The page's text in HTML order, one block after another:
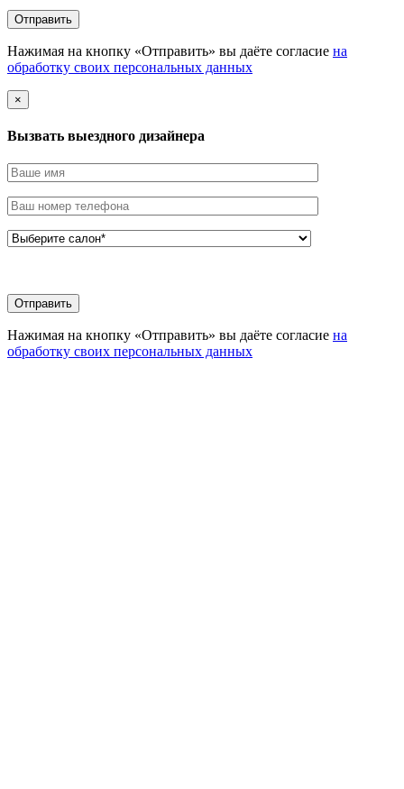
Нажимая на кнопку «Отправить» вы даёте согласие на
обработку своих персональных данных
×
Вызвать выездного дизайнера
Нажимая на кнопку «Отправить» вы даёте согласие на
обработку своих персональных данных